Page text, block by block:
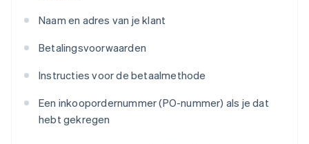
Naam en adres van je klant
Betalingsvoorwaarden
Instructies voor de betaalmethode
Een inkoopordernummer (PO-nummer) als je dat
hebt gekregen